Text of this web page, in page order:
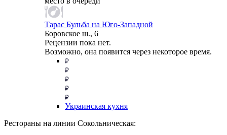
Тарас Бульба на Юго-Западной
Боровское ш., 6
Рецензии пока нет.
Возможно, она появится через некоторое время.
Украинская кухня
Рестораны на линии Сокольническая: